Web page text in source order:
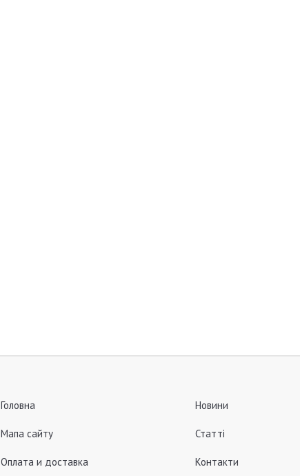
Головна
Мапа сайту
Оплата и доставка
Новини
Статті
Контакти